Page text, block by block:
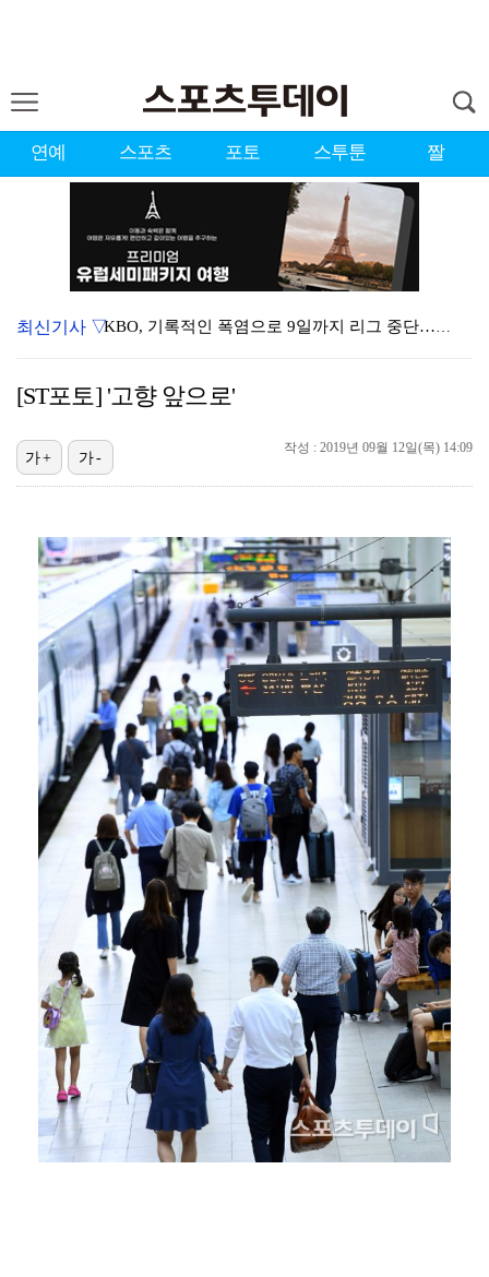
연예 스포츠 포토 스투툰 짤
KBO, 기록적인 폭염으로 9일까지 리그 중단…내달 6…
3승 사냥 시동 건 서교림 "샷·퍼트 만족스러워…좋은 …
"우산으로 때려"vs"그런 적 없다"…23기 부부 엇갈…
청문회부터 압수수색·심판 성접대 의혹까지…월드컵 탈락이…
박문성 "축구협회 성접대 의혹? 사실이면 국제 망신…사…
"기분 맞춰주려고" 축구협회, 외국인 심판 성접대 의혹…
폭로자 "황정민, 본인 말에 책임져야…내가 사생활에 초…
최신기사 ▽
[ST포토] '고향 앞으로'
작성 : 2019년 09월 12일(목) 14:09
가+ 가-